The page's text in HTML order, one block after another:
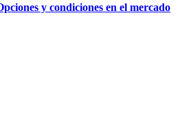
y condiciones en el mercado